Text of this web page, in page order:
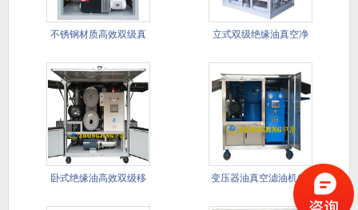
不锈钢材质高效双级真 立式双级绝缘油真空净
卧式绝缘油高效双级移 变压器油真空滤油机(带